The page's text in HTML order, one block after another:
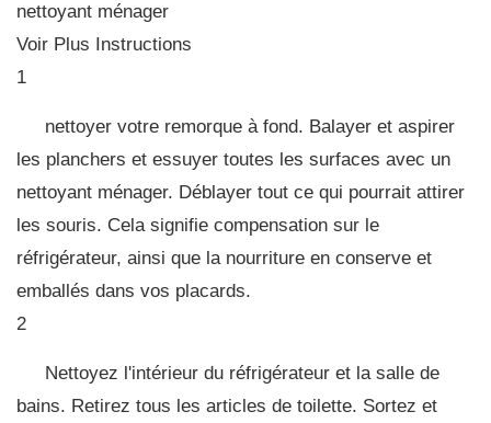
nettoyant ménager
Voir Plus Instructions
1
nettoyer votre remorque à fond. Balayer et aspirer
les planchers et essuyer toutes les surfaces avec un
nettoyant ménager. Déblayer tout ce qui pourrait attirer
les souris. Cela signifie compensation sur le
réfrigérateur, ainsi que la nourriture en conserve et
emballés dans vos placards.
2
Nettoyez l'intérieur du réfrigérateur et la salle de
bains. Retirez tous les articles de toilette. Sortez et